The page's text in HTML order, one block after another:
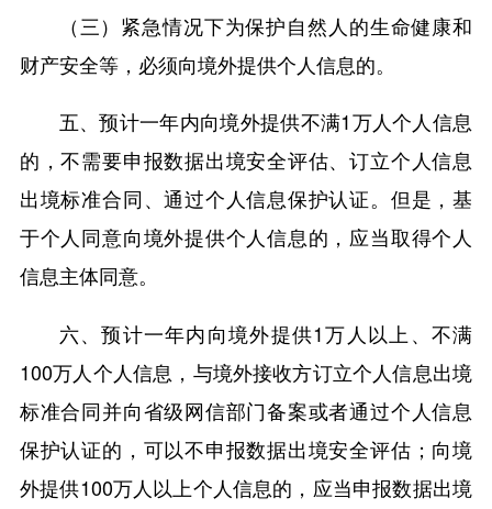
（三）紧急情况下为保护自然人的生命健康和
财产安全等，必须向境外提供个人信息的。
五、预计一年内向境外提供不满1万人个人信息
的，不需要申报数据出境安全评估、订立个人信息
出境标准合同、通过个人信息保护认证。但是，基
于个人同意向境外提供个人信息的，应当取得个人
信息主体同意。
六、预计一年内向境外提供1万人以上、不满
100万人个人信息，与境外接收方订立个人信息出境
标准合同并向省级网信部门备案或者通过个人信息
保护认证的，可以不申报数据出境安全评估；向境
外提供100万人以上个人信息的，应当申报数据出境